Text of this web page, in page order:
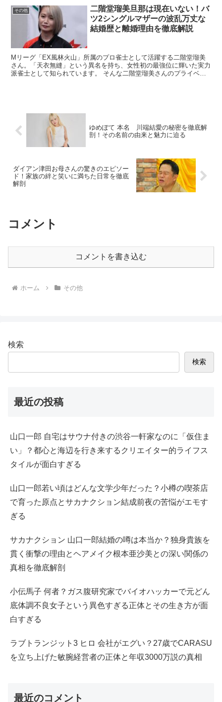
その他
二階堂瑠美旦那は現在いない！バ
ツ2シングルマザーの波乱万丈な
結婚歴と離婚理由を徹底解説
Mリーグ「EX風林火山」所属のプロ雀士として活躍する二階堂瑠美
さん。「天衣無縫」という異名を持ち、女性初の最強位に輝いた実力
派雀士として知られています。 そんな二階堂瑠美さんのプライベー
ゆめぽて 本名 川端結愛の秘密を徹底解
剖！その名前の由来と魅力に迫る
ダイアン津田お母さんの驚きのエピソー
ド！家族の絆と笑いに満ちた日常を徹底
解剖
コメント
コメントを書き込む
ホーム その他
検索
検索
最近の投稿
山口一郎 自宅はサウナ付きの渋谷一軒家なのに「仮住ま
い」？都心と海辺を行き来するクリエイター的ライフス
タイルが面白すぎる
山口一郎若い頃はどんな文学少年だった？小樽の喫茶店
で育った原点とサカナクション結成前夜の苦悩がエモす
ぎる
サカナクション 山口一郎結婚の噂は本当か？独身貴族を
貫く衝撃の理由とヘアメイク根本亜沙美との深い関係の
真相を徹底解剖
小伝馬子 何者？ガス腹研究家でバイオハッカーで元どん
底体調不良女子という異色すぎる正体とその生き方が面
白すぎる
ラブトランジット3 ヒロ 会社がエグい？27歳でCARASU
を立ち上げた敏腕経営者の正体と年収3000万説の真相
最近のコメント